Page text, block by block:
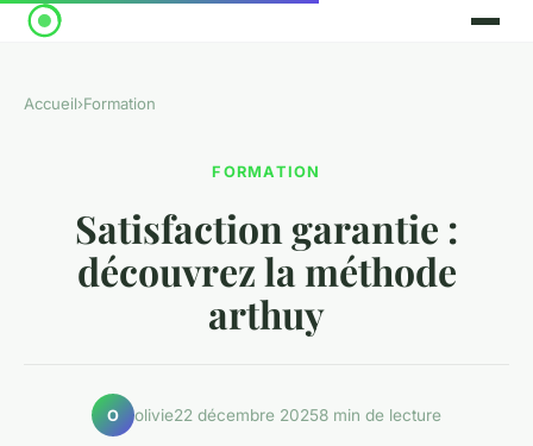
Accueil›Formation
FORMATION
Satisfaction garantie :
découvrez la méthode
arthuy
O olivie22 décembre 20258 min de lecture